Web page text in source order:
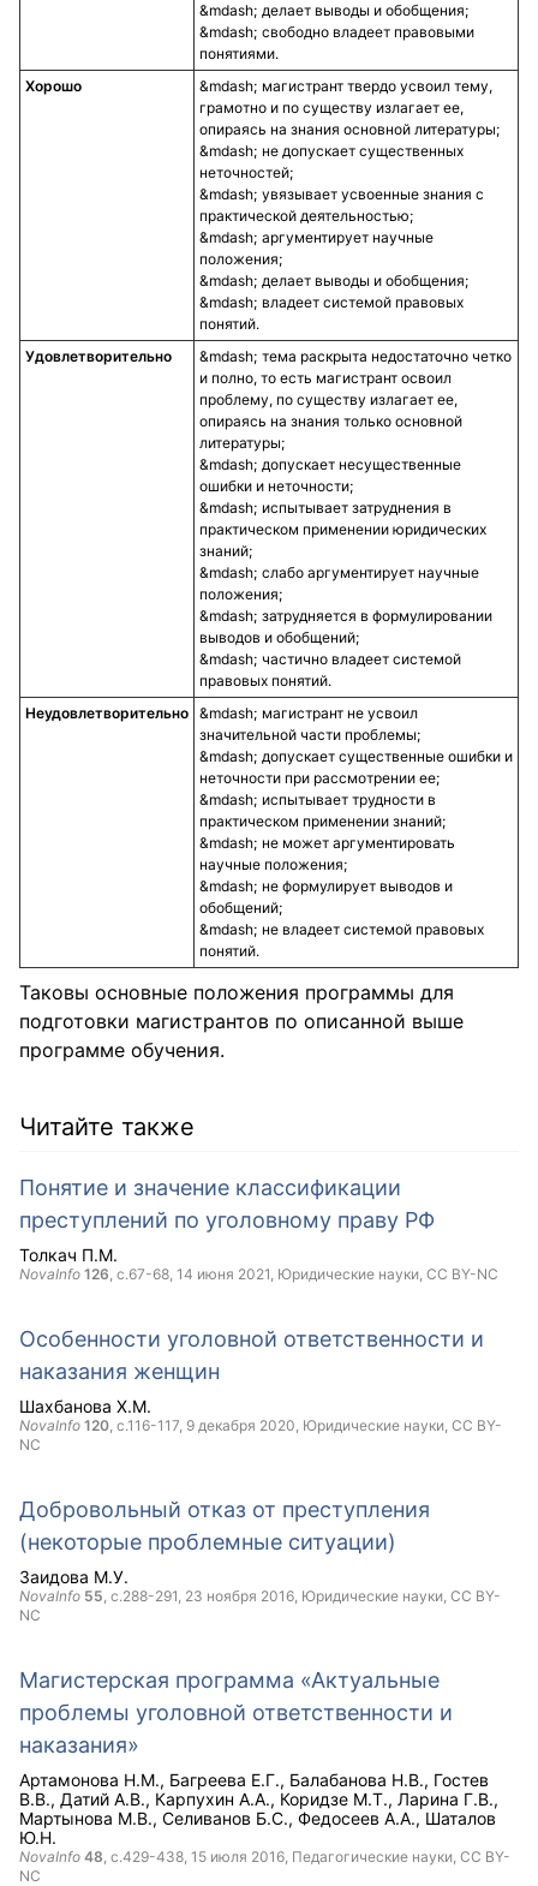
делает выводы и обобщения;
свободно владеет правовыми
понятиями.
Хорошо
магистрант твердо усвоил тему,
грамотно и по существу излагает ее,
опираясь на знания основной литературы;
не допускает существенных
неточностей;
увязывает усвоенные знания с
практической деятельностью;
аргументирует научные
положения;
делает выводы и обобщения;
владеет системой правовых
понятий.
Удовлетворительно
тема раскрыта недостаточно четко
и полно, то есть магистрант освоил
проблему, по существу излагает ее,
опираясь на знания только основной
литературы;
допускает несущественные
ошибки и неточности;
испытывает затруднения в
практическом применении юридических
знаний;
слабо аргументирует научные
положения;
затрудняется в формулировании
выводов и обобщений;
частично владеет системой
правовых понятий.
Неудовлетворительно
магистрант не усвоил
значительной части проблемы;
допускает существенные ошибки и
неточности при рассмотрении ее;
испытывает трудности в
практическом применении знаний;
не может аргументировать
научные положения;
не формулирует выводов и
обобщений;
не владеет системой правовых
понятий.
Таковы основные положения программы для
подготовки магистрантов по описанной выше
программе обучения.
Читайте также
Понятие и значение классификации
преступлений по уголовному праву РФ
Толкач П.М.
NovaInfo 126, с.67-68, 14 июня 2021, Юридические науки, CC BY-NC
Особенности уголовной ответственности и
наказания женщин
Шахбанова Х.М.
NovaInfo 120, с.116-117, 9 декабря 2020, Юридические науки, CC BY-
NC
Добровольный отказ от преступления
(некоторые проблемные ситуации)
Заидова М.У.
NovaInfo 55, с.288-291, 23 ноября 2016, Юридические науки, CC BY-
NC
Магистерская программа «Актуальные
проблемы уголовной ответственности и
наказания»
Артамонова Н.М. Багреева Е.Г. Балабанова Н.В. Гостев
В.В. Датий А.В. Карпухин А.А. Коридзе М.Т. Ларина Г.В.
Мартынова М.В. Селиванов Б.С. Федосеев А.А. Шаталов
Ю.Н.
NovaInfo 48, с.429-438, 15 июля 2016, Педагогические науки, CC BY-
NC